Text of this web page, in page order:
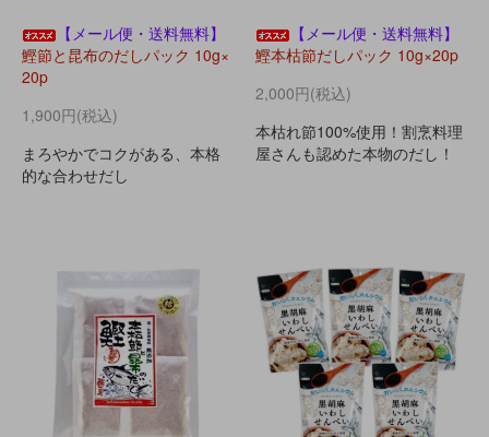
【メール便・送料無料】
鰹節と昆布のだしパック 10g×
20p
1,900円(税込)
まろやかでコクがある、本格
的な合わせだし
【メール便・送料無料】
鰹本枯節だしパック 10g×20p
2,000円(税込)
本枯れ節100%使用！割烹料理
屋さんも認めた本物のだし！